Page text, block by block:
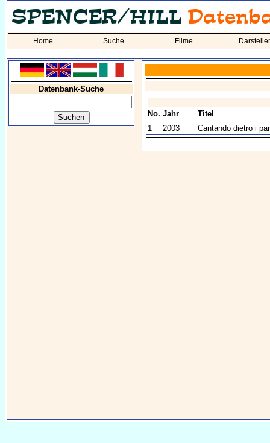
Home Suche Filme Darsteller
Datenbank-Suche
No. Jahr
Titel
1
2003 Cantando dietro i